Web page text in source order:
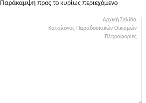
Παράκαμψη προς το κυρίως περιεχόμενο
Αρχική Σελίδα
Κατάλογος Παραδοσιακών Οικισμών
Πληροφορίες